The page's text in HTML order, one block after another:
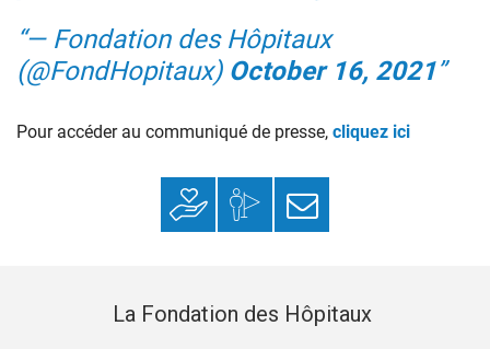
construit
et
financé
la
— Fondation des Hôpitaux
(@FondHopitaux) October 16, 2021
Pour accéder au communiqué de presse, cliquez ici
Faire un donMon espace
donateur
S’inscrire à la
newsletter
La Fondation des Hôpitaux